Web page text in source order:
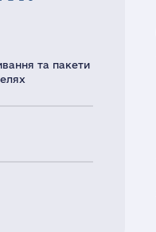
та пакети